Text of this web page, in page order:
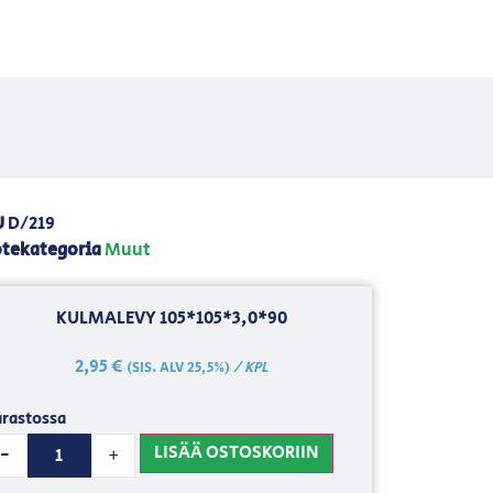
D/219
Muut
KULMALEVY 105*105*3,0*90
2,95€ (SIS. ALV 25,5%)/ KPL
- + LISÄÄ OSTOSKORIIN